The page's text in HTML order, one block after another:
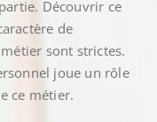
Découvrir ce
de
sont strictes.
joue un rôle
ce métier.